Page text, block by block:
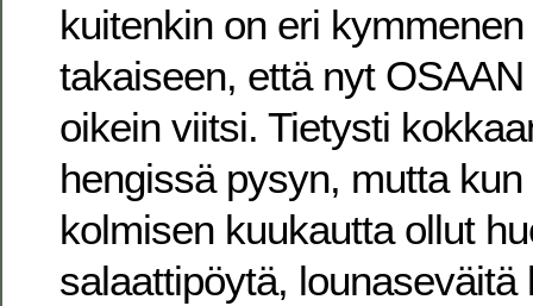
kuitenkin on eri
takaiseen, että nyt
oikein viitsi. Tietysti
hengissä pysyn, mutta
kolmisen kuukautta ollut
salaattipöytä, lounaseväitä